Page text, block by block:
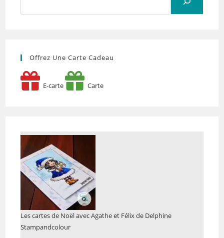
Offrez Une Carte Cadeau
E-carte Carte
Les cartes de Noël avec Agathe et Félix de Delphine
Stampandcolour